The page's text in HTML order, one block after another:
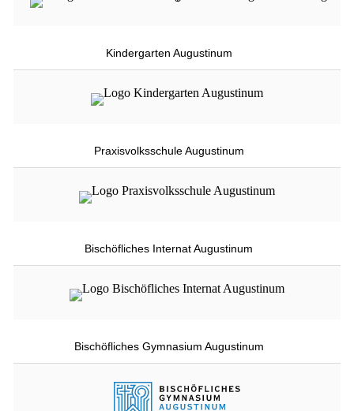
Kindergarten Augustinum
Praxisvolksschule Augustinum
Bischöfliches Internat Augustinum
Bischöfliches Gymnasium Augustinum